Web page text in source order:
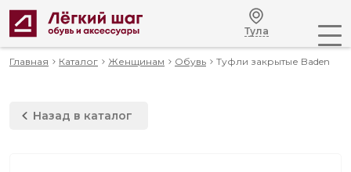
Тула
Главная Каталог Женщинам Обувь Туфли закрытые Baden
Назад в каталог